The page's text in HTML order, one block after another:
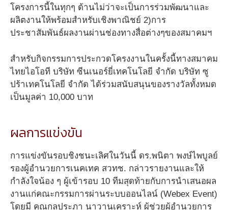
โครงการนี้ในทุกๆ ด้านไม่ว่าจะเป็นการร่วมพัฒนาและ
ผลิตงานให้พร้อมสำหรับเชิงพาณิชย์ 2)การ
ประชาสัมพันธ์ผลงานผ่านช่องทางสื่อต่างๆของสมาคมฯ
สำหรับกิจกรรมการประกวดโครงงานในครั้งนี้ทางสมาคม
ไทยไอโอที บริษัท ซีนเนอร์ยี่เทคโนโลยี จำกัด บริษัท ซู
ปร้าเทคโนโลยี จำกัด ได้ร่วมสนับสนุนของรางวัลทั้งหมด
เป็นมูลค่า 10,000 บาท
ผลการแข่งขัน
การแข่งขันรอบชิงชนะเลิศในวันนี้ ดร.พนิตา พงษ์ไพบูลย์
รองผู้อำนวยการเนคเทค สวทช. กล่าวรายงานและให้
กำลังใจน้อง ๆ ผู้เข้ารอบ 10 ทีมสุดท้ายกับการนำเสนอผล
งานแก่คณะกรรมการผ่านระบบออนไลน์ (Webex Event)
โดยมี คุณกุลประภา นาวานุเคราะห์ ผู้ช่วยผู้อำนวยการ